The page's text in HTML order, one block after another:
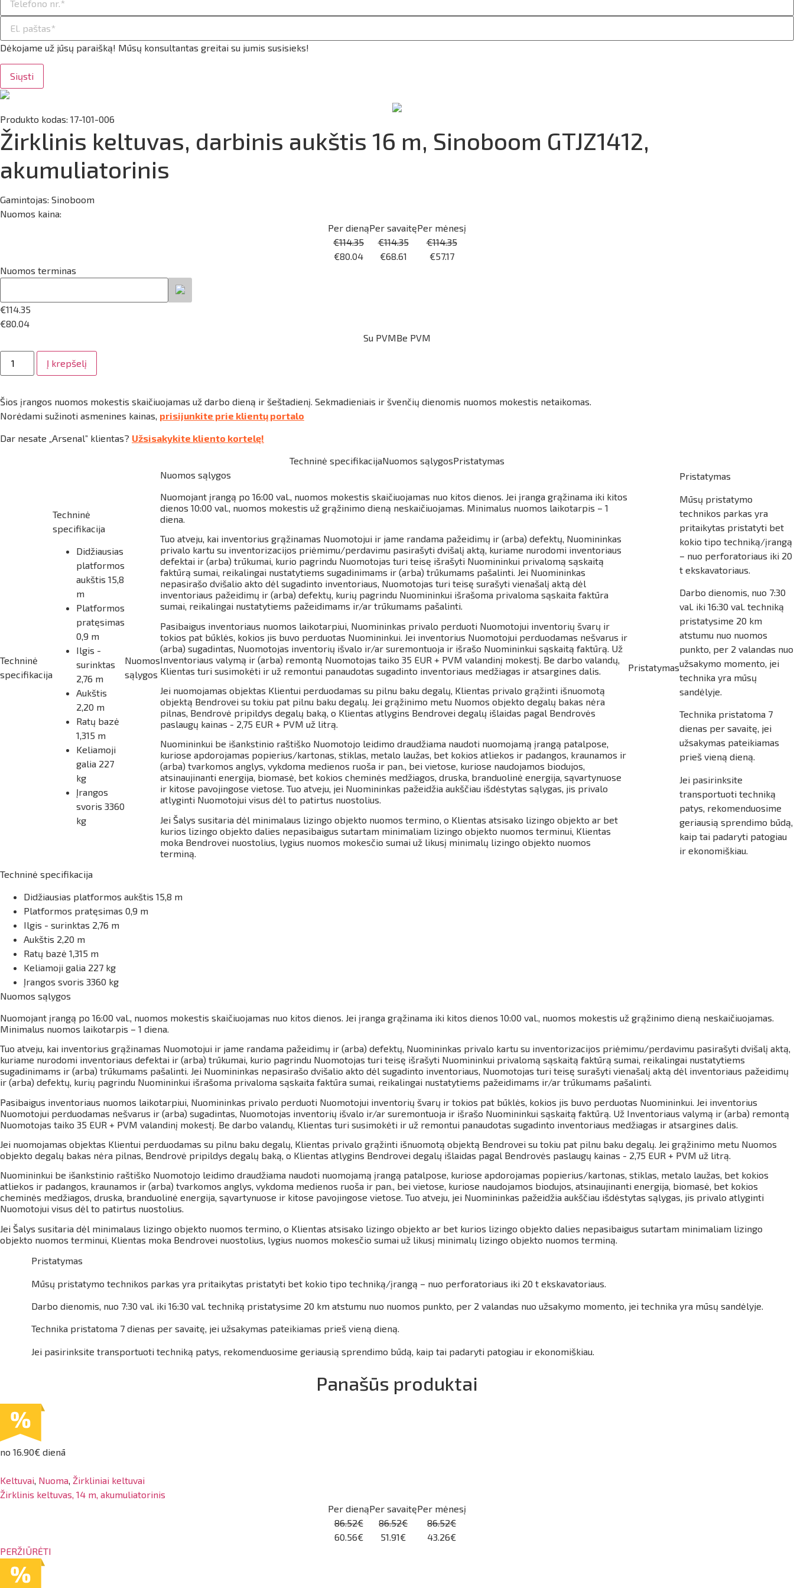
Dėkojame už jūsų paraišką! Mūsų konsultantas greitai su jumis susisieks!
Siųsti
Produkto kodas: 17-101-006
Žirklinis keltuvas, darbinis aukštis 16 m, Sinoboom GTJZ1412,
akumuliatorinis
Gamintojas: Sinoboom
Nuomos kaina:
Per dieną
€114.35
€80.04
Per savaitę
€114.35
€68.61
Per mėnesį
€114.35
€57.17
Nuomos terminas
€114.35
€80.04
Su PVMBe PVM
produkto
kiekis:
Žirklinis
aukštis
16
m,
GTJZ1412,
Į krepšelį
Šios įrangos nuomos mokestis skaičiuojamas už darbo dieną ir šeštadienį. Sekmadieniais ir švenčių dienomis nuomos mokestis netaikomas.
Norėdami sužinoti asmenines kainas, prisijunkite prie klientų portalo
Dar nesate „Arsenal” klientas? Užsisakykite kliento kortelę!
Techninė specifikacijaNuomos sąlygosPristatymas
Techninė
specifikacija
Techninė
specifikacija
Didžiausias
platformos
aukštis 15,8
m
Platformos
pratęsimas
0,9 m
Ilgis -
surinktas
2,76 m
Aukštis
2,20 m
Ratų bazė
1,315 m
Keliamoji
galia 227
kg
Įrangos
svoris 3360
kg
Nuomos
sąlygos
Nuomos sąlygos
Nuomojant įrangą po 16:00 val., nuomos mokestis skaičiuojamas nuo kitos dienos. Jei įranga grąžinama iki kitos
dienos 10:00 val., nuomos mokestis už grąžinimo dieną neskaičiuojamas. Minimalus nuomos laikotarpis – 1
diena.
Tuo atveju, kai inventorius grąžinamas Nuomotojui ir jame randama pažeidimų ir (arba) defektų, Nuomininkas
privalo kartu su inventorizacijos priėmimu/perdavimu pasirašyti dvišalį aktą, kuriame nurodomi inventoriaus
defektai ir (arba) trūkumai, kurio pagrindu Nuomotojas turi teisę išrašyti Nuomininkui privalomą sąskaitą
faktūrą sumai, reikalingai nustatytiems sugadinimams ir (arba) trūkumams pašalinti. Jei Nuomininkas
nepasirašo dvišalio akto dėl sugadinto inventoriaus, Nuomotojas turi teisę surašyti vienašalį aktą dėl
inventoriaus pažeidimų ir (arba) defektų, kurių pagrindu Nuomininkui išrašoma privaloma sąskaita faktūra
sumai, reikalingai nustatytiems pažeidimams ir/ar trūkumams pašalinti.
Pasibaigus inventoriaus nuomos laikotarpiui, Nuomininkas privalo perduoti Nuomotojui inventorių švarų ir
tokios pat būklės, kokios jis buvo perduotas Nuomininkui. Jei inventorius Nuomotojui perduodamas nešvarus ir
(arba) sugadintas, Nuomotojas inventorių išvalo ir/ar suremontuoja ir išrašo Nuomininkui sąskaitą faktūrą. Už
Inventoriaus valymą ir (arba) remontą Nuomotojas taiko 35 EUR + PVM valandinį mokestį. Be darbo valandų,
Klientas turi susimokėti ir už remontui panaudotas sugadinto inventoriaus medžiagas ir atsargines dalis.
Jei nuomojamas objektas Klientui perduodamas su pilnu baku degalų, Klientas privalo grąžinti išnuomotą
objektą Bendrovei su tokiu pat pilnu baku degalų. Jei grąžinimo metu Nuomos objekto degalų bakas nėra
pilnas, Bendrovė pripildys degalų baką, o Klientas atlygins Bendrovei degalų išlaidas pagal Bendrovės
paslaugų kainas - 2,75 EUR + PVM už litrą.
Nuomininkui be išankstinio raštiško Nuomotojo leidimo draudžiama naudoti nuomojamą įrangą patalpose,
kuriose apdorojamas popierius/kartonas, stiklas, metalo laužas, bet kokios atliekos ir padangos, kraunamos ir
(arba) tvarkomos anglys, vykdoma medienos ruoša ir pan., bei vietose, kuriose naudojamos biodujos,
atsinaujinanti energija, biomasė, bet kokios cheminės medžiagos, druska, branduolinė energija, sąvartynuose
ir kitose pavojingose vietose. Tuo atveju, jei Nuomininkas pažeidžia aukščiau išdėstytas sąlygas, jis privalo
atlyginti Nuomotojui visus dėl to patirtus nuostolius.
Jei Šalys susitaria dėl minimalaus lizingo objekto nuomos termino, o Klientas atsisako lizingo objekto ar bet
kurios lizingo objekto dalies nepasibaigus sutartam minimaliam lizingo objekto nuomos terminui, Klientas
moka Bendrovei nuostolius, lygius nuomos mokesčio sumai už likusį minimalų lizingo objekto nuomos
terminą.
Pristatymas
Pristatymas
Mūsų pristatymo
technikos parkas yra
pritaikytas pristatyti bet
kokio tipo techniką/įrangą
– nuo perforatoriaus iki 20
t ekskavatoriaus.
Darbo dienomis, nuo 7:30
val. iki 16:30 val. techniką
pristatysime 20 km
atstumu nuo nuomos
punkto, per 2 valandas nuo
užsakymo momento, jei
technika yra mūsų
sandėlyje.
Technika pristatoma 7
dienas per savaitę, jei
užsakymas pateikiamas
prieš vieną dieną.
Jei pasirinksite
transportuoti techniką
patys, rekomenduosime
geriausią sprendimo būdą,
kaip tai padaryti patogiau
ir ekonomiškiau.
Techninė specifikacija
Didžiausias platformos aukštis 15,8 m
Platformos pratęsimas 0,9 m
Ilgis - surinktas 2,76 m
Aukštis 2,20 m
Ratų bazė 1,315 m
Keliamoji galia 227 kg
Įrangos svoris 3360 kg
Nuomos sąlygos
Nuomojant įrangą po 16:00 val., nuomos mokestis skaičiuojamas nuo kitos dienos. Jei įranga grąžinama iki kitos dienos 10:00 val., nuomos mokestis už grąžinimo dieną neskaičiuojamas.
Minimalus nuomos laikotarpis – 1 diena.
Tuo atveju, kai inventorius grąžinamas Nuomotojui ir jame randama pažeidimų ir (arba) defektų, Nuomininkas privalo kartu su inventorizacijos priėmimu/perdavimu pasirašyti dvišalį aktą,
kuriame nurodomi inventoriaus defektai ir (arba) trūkumai, kurio pagrindu Nuomotojas turi teisę išrašyti Nuomininkui privalomą sąskaitą faktūrą sumai, reikalingai nustatytiems
sugadinimams ir (arba) trūkumams pašalinti. Jei Nuomininkas nepasirašo dvišalio akto dėl sugadinto inventoriaus, Nuomotojas turi teisę surašyti vienašalį aktą dėl inventoriaus pažeidimų
ir (arba) defektų, kurių pagrindu Nuomininkui išrašoma privaloma sąskaita faktūra sumai, reikalingai nustatytiems pažeidimams ir/ar trūkumams pašalinti.
Pasibaigus inventoriaus nuomos laikotarpiui, Nuomininkas privalo perduoti Nuomotojui inventorių švarų ir tokios pat būklės, kokios jis buvo perduotas Nuomininkui. Jei inventorius
Nuomotojui perduodamas nešvarus ir (arba) sugadintas, Nuomotojas inventorių išvalo ir/ar suremontuoja ir išrašo Nuomininkui sąskaitą faktūrą. Už Inventoriaus valymą ir (arba) remontą
Nuomotojas taiko 35 EUR + PVM valandinį mokestį. Be darbo valandų, Klientas turi susimokėti ir už remontui panaudotas sugadinto inventoriaus medžiagas ir atsargines dalis.
Jei nuomojamas objektas Klientui perduodamas su pilnu baku degalų, Klientas privalo grąžinti išnuomotą objektą Bendrovei su tokiu pat pilnu baku degalų. Jei grąžinimo metu Nuomos
objekto degalų bakas nėra pilnas, Bendrovė pripildys degalų baką, o Klientas atlygins Bendrovei degalų išlaidas pagal Bendrovės paslaugų kainas - 2,75 EUR + PVM už litrą.
Nuomininkui be išankstinio raštiško Nuomotojo leidimo draudžiama naudoti nuomojamą įrangą patalpose, kuriose apdorojamas popierius/kartonas, stiklas, metalo laužas, bet kokios
atliekos ir padangos, kraunamos ir (arba) tvarkomos anglys, vykdoma medienos ruoša ir pan., bei vietose, kuriose naudojamos biodujos, atsinaujinanti energija, biomasė, bet kokios
cheminės medžiagos, druska, branduolinė energija, sąvartynuose ir kitose pavojingose vietose. Tuo atveju, jei Nuomininkas pažeidžia aukščiau išdėstytas sąlygas, jis privalo atlyginti
Nuomotojui visus dėl to patirtus nuostolius.
Jei Šalys susitaria dėl minimalaus lizingo objekto nuomos termino, o Klientas atsisako lizingo objekto ar bet kurios lizingo objekto dalies nepasibaigus sutartam minimaliam lizingo
objekto nuomos terminui, Klientas moka Bendrovei nuostolius, lygius nuomos mokesčio sumai už likusį minimalų lizingo objekto nuomos terminą.
Pristatymas
Mūsų pristatymo technikos parkas yra pritaikytas pristatyti bet kokio tipo techniką/įrangą – nuo perforatoriaus iki 20 t ekskavatoriaus.
Darbo dienomis, nuo 7:30 val. iki 16:30 val. techniką pristatysime 20 km atstumu nuo nuomos punkto, per 2 valandas nuo užsakymo momento, jei technika yra mūsų sandėlyje.
Technika pristatoma 7 dienas per savaitę, jei užsakymas pateikiamas prieš vieną dieną.
Jei pasirinksite transportuoti techniką patys, rekomenduosime geriausią sprendimo būdą, kaip tai padaryti patogiau ir ekonomiškiau.
Panašūs produktai
no 16.90€ dienā
Keltuvai, Nuoma, Žirkliniai keltuvai
Žirklinis keltuvas, 14 m, akumuliatorinis
Per dieną
86.52€
60.56€
Per savaitę
86.52€
51.91€
Per mėnesį
86.52€
43.26€
PERŽIŪRĖTI